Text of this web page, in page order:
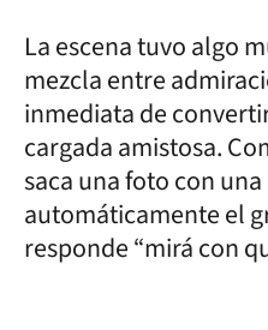
La escena tuvo algo
mezcla entre
inmediata de
cargada amistosa.
saca una foto con
automáticamente el
responde “mirá con